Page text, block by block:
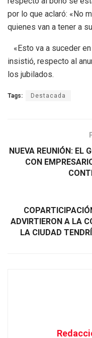
por lo que aclaró: «No
quienes van a tener a
«Esto va a suceder
insistió, respecto al
los jubilados.
Tags: Destacada
NUEVA REUNIÓN: EL
CON
ADVIRTIERON A LA
LA CIUDAD